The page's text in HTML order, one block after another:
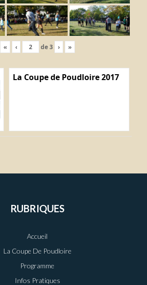
« ‹ de3 › »
La Coupe de Poudloire 2017
RUBRIQUES
Accueil
La Coupe De Poudloire
Programme
Infos Pratiques